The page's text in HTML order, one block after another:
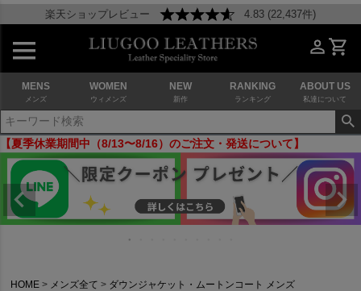
楽天ショップレビュー 4.83 (22,437件)
MENS
メンズ
WOMEN
ウィメンズ
NEW
新作
RANKING
ランキング
ABOUT US
私達について
【夏季休業期間中（8/13〜8/16）のご注文・発送について】
HOME メンズ全て
ダウンジャケット・ムートンコート メンズ